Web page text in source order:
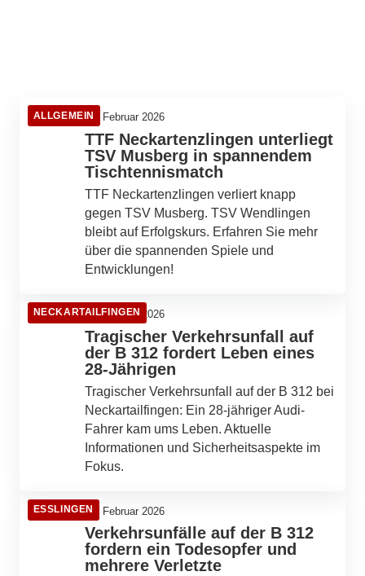
ALLGEMEIN26. Februar 2026
TTF Neckartenzlingen unterliegt
TSV Musberg in spannendem
Tischtennismatch
TTF Neckartenzlingen verliert knapp
gegen TSV Musberg. TSV Wendlingen
bleibt auf Erfolgskurs. Erfahren Sie mehr
über die spannenden Spiele und
Entwicklungen!
NECKARTAILFINGEN
18. Februar 2026
Tragischer Verkehrsunfall auf
der B 312 fordert Leben eines
28-Jährigen
Tragischer Verkehrsunfall auf der B 312 bei
Neckartailfingen: Ein 28-jähriger Audi-
Fahrer kam ums Leben. Aktuelle
Informationen und Sicherheitsaspekte im
Fokus.
ESSLINGEN18. Februar 2026
Verkehrsunfälle auf der B 312
fordern ein Todesopfer und
mehrere Verletzte